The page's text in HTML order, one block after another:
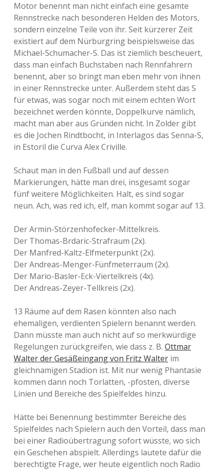
Motor benennt man nicht einfach eine gesamte
Rennstrecke nach besonderen Helden des Motors,
sondern einzelne Teile von ihr. Seit kürzerer Zeit
existiert auf dem Nürburgring beispielsweise das
Michael-Schumacher-S. Das ist ziemlich bescheuert,
dass man einfach Buchstaben nach Rennfahrern
benennt, aber so bringt man eben mehr von ihnen
in einer Rennstrecke unter. Außerdem steht das S
für etwas, was sogar noch mit einem echten Wort
bezeichnet werden könnte, Doppelkurve nämlich,
macht man aber aus Gründen nicht. In Zolder gibt
es die Jochen Rindtbocht, in Interlagos das Senna-S,
in Estoril die Curva Alex Criville.
Schaut man in den Fußball und auf dessen
Markierungen, hätte man drei, insgesamt sogar
fünf weitere Möglichkeiten. Halt, es sind sogar
neun. Ach, was red ich, elf, man kommt sogar auf 13.
Der Armin-Störzenhofecker-Mittelkreis.
Der Thomas-Brdaric-Strafraum (2x).
Der Manfred-Kaltz-Elfmeterpunkt (2x).
Der Andreas-Menger-Fünfmeterraum (2x).
Der Mario-Basler-Eck-Viertelkreis (4x).
Der Andreas-Zeyer-Tellkreis (2x).
13 Räume auf dem Rasen könnten also nach
ehemaligen, verdienten Spielern benannt werden.
Dann müsste man auch nicht auf so merkwürdige
Regelungen zurückgreifen, wie dass z. B. Ottmar
Walter der Gesäßeingang von Fritz Walter im
gleichnamigen Stadion ist. Mit nur wenig Phantasie
kommen dann noch Torlatten, -pfosten, diverse
Linien und Bereiche des Spielfeldes hinzu.
Hätte bei Benennung bestimmter Bereiche des
Spielfeldes nach Spielern auch den Vorteil, dass man
bei einer Radioübertragung sofort wüsste, wo sich
ein Geschehen abspielt. Allerdings lautete dafür die
berechtigte Frage, wer heute eigentlich noch Radio